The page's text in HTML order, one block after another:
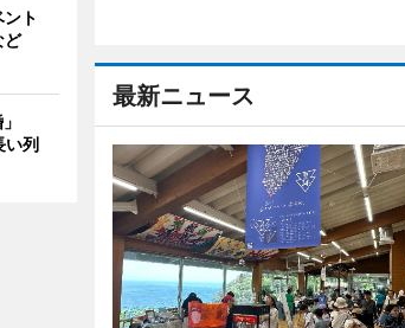
最新ニュース
ント
ど
」
い列